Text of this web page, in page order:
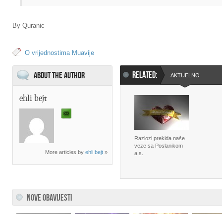
By Quranic
O vrijednostima Muavije
About the Author
ehli bejt
More articles by ehli bejt »
RELATED: AKTUELNO
Razlozi prekida naše
veze sa Poslanikom
a.s.
NOVE OBAVIJESTI